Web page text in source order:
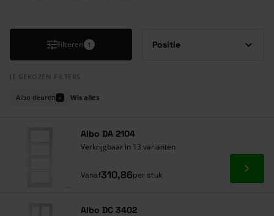
Filteren 1
JE GEKOZEN FILTERS
Albo deuren × Wis alles
Albo DA 2104
Verkrijgbaar in 13 varianten
Vanaf310,86per stuk Ga
Albo DC 3402